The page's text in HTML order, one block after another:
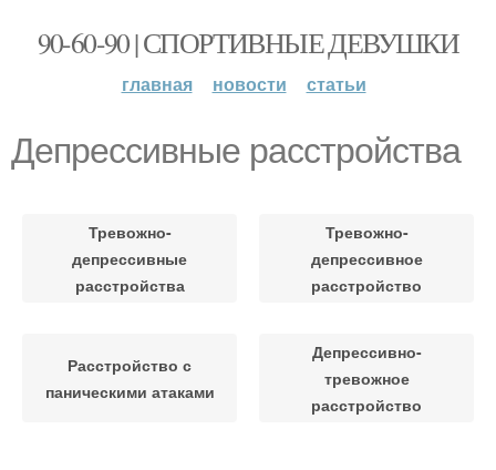
90-60-90 | СПОРТИВНЫЕ ДЕВУШКИ
главная новости статьи
Депрессивные расстройства
Тревожно-
депрессивные
расстройства
Тревожно-
депрессивное
расстройство
Расстройство с
паническими атаками
Депрессивно-
тревожное
расстройство